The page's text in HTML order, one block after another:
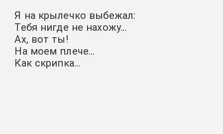
Я на крылечко выбежал:
Тебя нигде не нахожу…
Ах, вот ты!
На моем плече…
Как скрипка…